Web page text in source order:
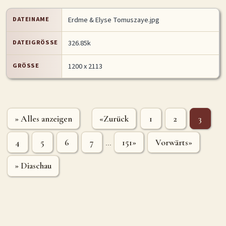
DATEINAME Erdme & Elyse Tomuszaye.jpg
DATEIGRÖSSE 326.85k
GRÖSSE 1200 x 2113
» Alles anzeigen «Zurück 1 2 3
4 5 6 7 151» Vorwärts»
» Diaschau